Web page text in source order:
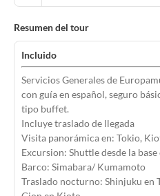
Resumen del tour
Incluido
Servicios Generales de
con guía en español, seguro
tipo buffet.
Incluye traslado de llegada
Visita panorámica en: Tokio,
Excursion: Shuttle desde la
Barco: Simabara/ Kumamoto
Traslado nocturno: Shinjuku en